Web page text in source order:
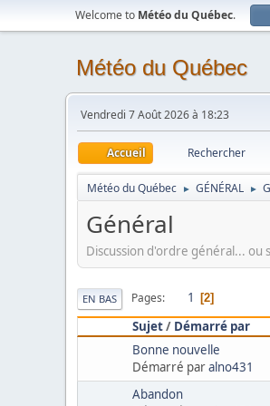
Welcome to Météo du Québec.
Météo du Québec
Vendredi 7 Août 2026 à 18:23
Accueil Rechercher
Météo du Québec ► GÉNÉRAL ►
Général
Discussion d'ordre général...
EN BAS Pages 1 2
Sujet/ Démarré par
Bonne nouvelle
Démarré paralno431
Abandon